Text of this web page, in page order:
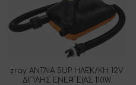
zray ΑΝΤΛΙΑ SUP ΗΛΕΚ/ΚΗ 12V
ΔΙΠΛΗΣ ΕΝΕΡΓΕΙΑΣ 110W